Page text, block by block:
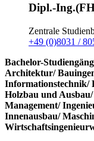
Dipl.-
Zentrale
+49 (0)8031 /
Bachelor-
Architektur/
Informationstechnik/
Holzbau und
Management/
Innenausbau/